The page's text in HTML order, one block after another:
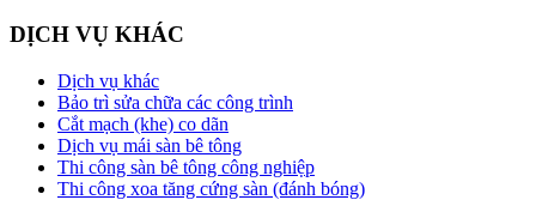
DỊCH VỤ KHÁC
Dịch vụ khác
Bảo trì sửa chữa các công trình
Cắt mạch (khe) co dãn
Dịch vụ mái sàn bê tông
Thi công sàn bê tông công nghiệp
Thi công xoa tăng cứng sàn (đánh bóng)